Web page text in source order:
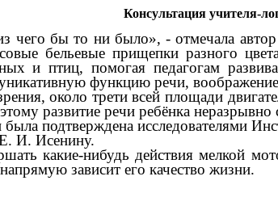
Консультация учителя-
чего бы то ни было», - отмечала
бельевые прищепки разного
и птиц, помогая педагогам
функцию речи,
около трети всей площади
развитие речи ребёнка
подтверждена исследователями
И. Исенину.
какие-нибудь действия мелкой
зависит его качество жизни.